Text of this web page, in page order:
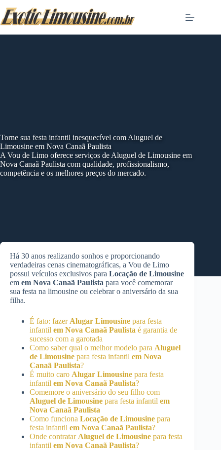
to
content
Torne sua festa infantil inesquecível com Aluguel de
Limousine em Nova Canaã Paulista
A Vou de Limo oferece serviços de Aluguel de Limousine em
Nova Canaã Paulista com qualidade, profissionalismo,
competência e os melhores preços do mercado.
Há 30 anos realizando sonhos e proporcionando
verdadeiras cenas cinematográficas, a Vou de Limo
possui veículos exclusivos para Locação de Limousine
em em Nova Canaã Paulista para você comemorar
sua festa na limousine ou celebrar o aniversário da sua
filha.
É fato: fazer Alugar Limousine para festa
infantil em Nova Canaã Paulista é garantia de
sucesso com a garotada
Como saber qual o melhor modelo para Aluguel
de Limousine para festa infantil em Nova
Canaã Paulista?
É muito caro Alugar Limousine para festa
infantil em Nova Canaã Paulista?
Comemore o aniversário do seu filho com
Aluguel de Limousine para festa infantil em
Nova Canaã Paulista
Como funciona Locação de Limousine para
festa infantil em Nova Canaã Paulista?
Onde contratar Aluguel de Limousine para festa
infantil em Nova Canaã Paulista?